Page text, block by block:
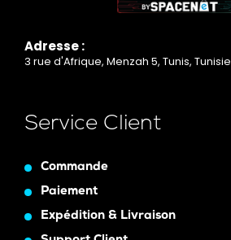
Adresse :
3 rue d'Afrique, Menzah 5, Tunis, Tunisie
Service Client
Commande
Paiement
Expédition & Livraison